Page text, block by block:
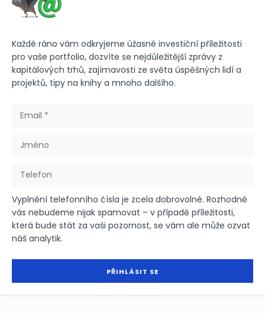
Každé ráno vám odkryjeme úžasné investiční příležitosti
pro vaše portfolio, dozvíte se nejdůležitější zprávy z
kapitálových trhů, zajímavosti ze světa úspěšných lidí a
projektů, tipy na knihy a mnoho dalšího.
Vyplnění telefonního čísla je zcela dobrovolné. Rozhodně
vás nebudeme nijak spamovat – v případě příležitosti,
která bude stát za vaši pozornost, se vám ale může ozvat
náš analytik.